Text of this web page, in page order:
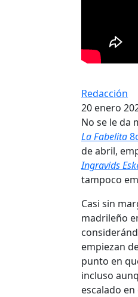
Redacción
20 enero
No se le da
La Fabelita
de abril,
Ingravids
tampoco
Casi sin
madrileño
empiezan
punto en
incluso
escalado